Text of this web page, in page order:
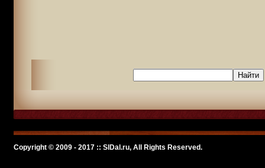
Copyright © 2009 - 2017 :: SlDal.ru, All Rights Reserved.